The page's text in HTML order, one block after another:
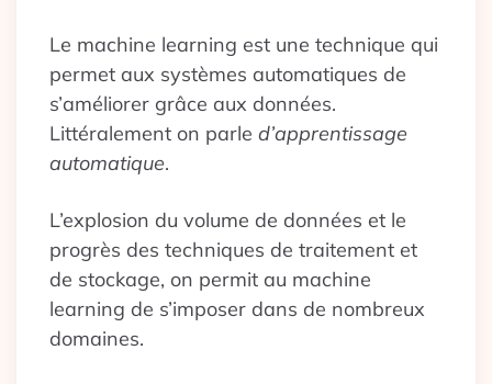
Le machine learning est une technique qui
permet aux systèmes automatiques de
s’améliorer grâce aux données.
Littéralement on parle d’apprentissage
automatique.
L’explosion du volume de données et le
progrès des techniques de traitement et
de stockage, on permit au machine
learning de s’imposer dans de nombreux
domaines.